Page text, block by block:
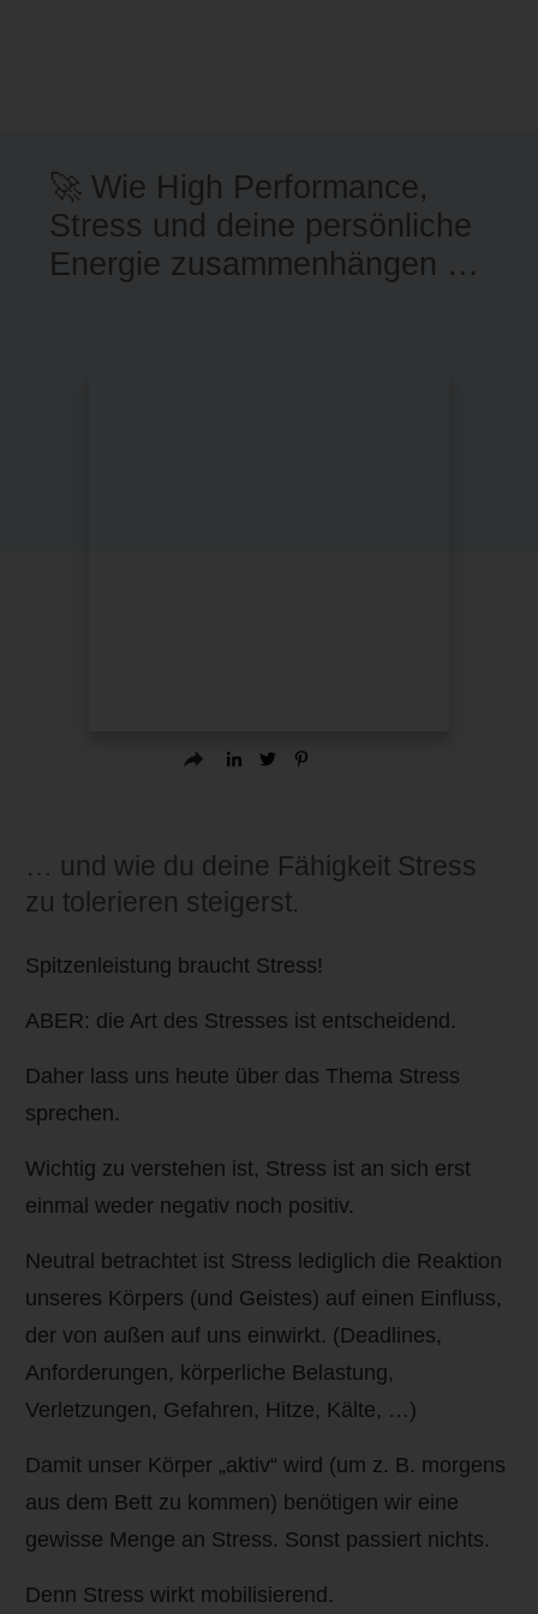
🚀 Wie High Performance,
Stress und deine persönliche
Energie zusammenhängen …
… und wie du deine Fähigkeit Stress
zu tolerieren steigerst.
Spitzenleistung braucht Stress!
ABER: die Art des Stresses ist entscheidend.
Daher lass uns heute über das Thema Stress
sprechen.
Wichtig zu verstehen ist, Stress ist an sich erst
einmal weder negativ noch positiv.
Neutral betrachtet ist Stress lediglich die Reaktion
unseres Körpers (und Geistes) auf einen Einfluss,
der von außen auf uns einwirkt. (Deadlines,
Anforderungen, körperliche Belastung,
Verletzungen, Gefahren, Hitze, Kälte, …)
Damit unser Körper „aktiv“ wird (um z. B. morgens
aus dem Bett zu kommen) benötigen wir eine
gewisse Menge an Stress. Sonst passiert nichts.
Denn Stress wirkt mobilisierend.